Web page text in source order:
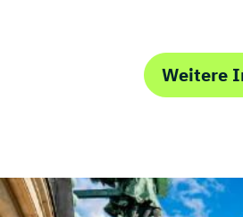
Weitere